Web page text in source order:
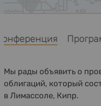
Конференция
Мы рады объявить о
облигаций, который
в Лимассоле, Кипр.